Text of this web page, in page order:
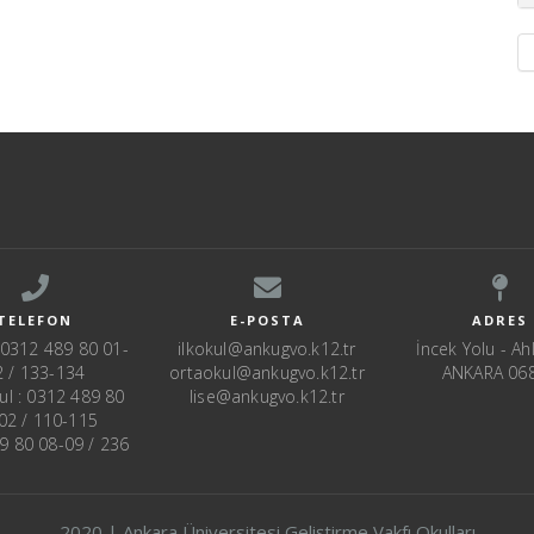
489 80 01-
/ 133-134
: 0312 489 80
/ 110-115
80 08-09 / 236
E-POSTA
ilkokul@ankugvo.k12.tr
ortaokul@ankugvo.k12.tr
lise@ankugvo.k12.tr
ADRES
İncek Yolu -
ANKARA